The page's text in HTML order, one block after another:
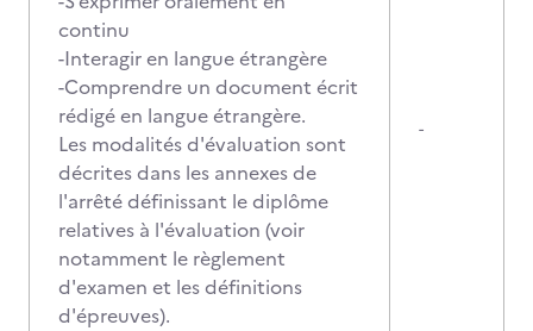
continu
-Interagir en langue étrangère
-Comprendre un document écrit
rédigé en langue étrangère.
Les modalités d'évaluation sont
décrites dans les annexes de
l'arrêté définissant le diplôme
relatives à l'évaluation (voir
notamment le règlement
d'examen et les définitions
d'épreuves).
-